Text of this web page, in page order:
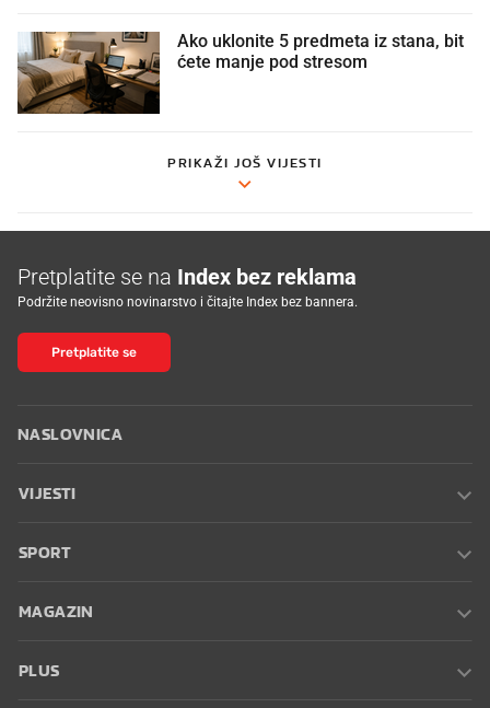
Ako uklonite 5 predmeta iz stana, bit
ćete manje pod stresom
PRIKAŽI JOŠ VIJESTI
Pretplatite se na Index bez reklama
Podržite neovisno novinarstvo i čitajte Index bez bannera.
Pretplatite se
NASLOVNICA
VIJESTI
SPORT
MAGAZIN
PLUS